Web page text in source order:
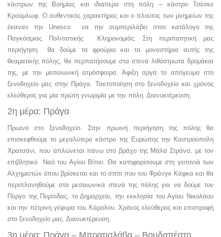
κάστρων της Βοημίας και ιδιαίτερα στη πόλη – κάστρο Τσέσκε
Κρούμλωφ. Ο αυθεντικός χαρακτήρας και ο πλούτος των μνημείων της
έκαναν την Unesco να την συμπεριλάβει στον κατάλογο της
Παγκόσμιας Πολιτιστικής Κληρονομιάς. Στη περιπατητική μας
περιήγηση θα δούμε τα φρούρια και τα μοναστήρια αυτής της
θεαματικής πόλης, θα περπατήσουμε στα στενά λιθόστρωτα δρομάκια
της, με την μεσαιωνική ατμόσφαιρα. Άφιξη αργά το απόγευμα στο
ξενοδοχείο μας στην Πράγα. Τακτοποίηση στο ξενοδοχείο και χρόνος
ελεύθερος για μία πρώτη γνωριμία με την πόλη. Διανυκτέρευση.
2η μέρα: Πράγα
Πρωινό στο ξενοδοχείο. Στην πρωινή περιήγηση της πόλης θα
επισκεφθούμε το μεγαλύτερο κάστρο της Ευρώπης την Καστρούπολη
Χρατσάνι, που απλώνεται πάνω στο βράχο της Μάλα Στράνα, με τον
επιβλητικό Ναό του Αγίου Βίτου. Θα κατηφορίσουμε στη γειτονιά των
Αλχημιστών όπου βρίσκεται και το σπίτι που του Φράνγκ Κάφκα και θα
περιπλανηθούμε στα μεσαιωνικά στενά της πόλης για να δούμε τον
Πύργο της Πυρίτιδας, το Δημαρχείο, την εκκλησία του Αγίου Νικολάου
και την πέτρινη γέφυρα του Κάρολου. Χρόνος ελεύθερος και επιστροφή
στο ξενοδοχείο μας. Διανυκτέρευση.
3η μέρα: Πράγα – Μπρατισλάβα – Bουδαπέστη